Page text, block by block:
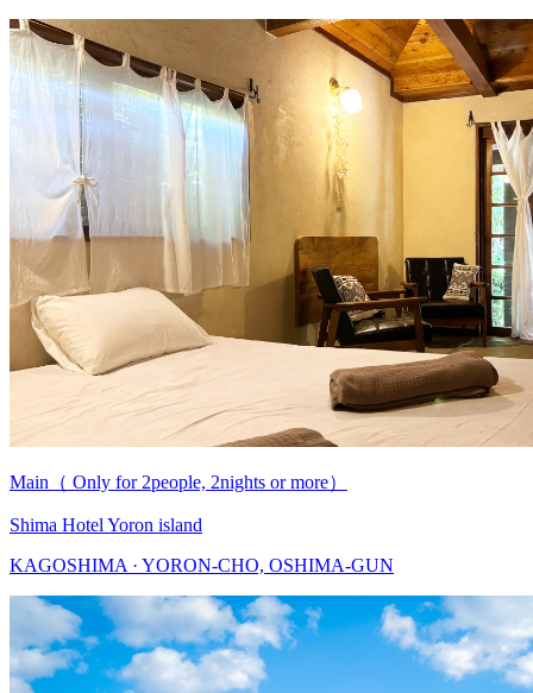
Main（ Only for 2people, 2nights or more）
Shima Hotel Yoron island
KAGOSHIMA · YORON-CHO, OSHIMA-GUN